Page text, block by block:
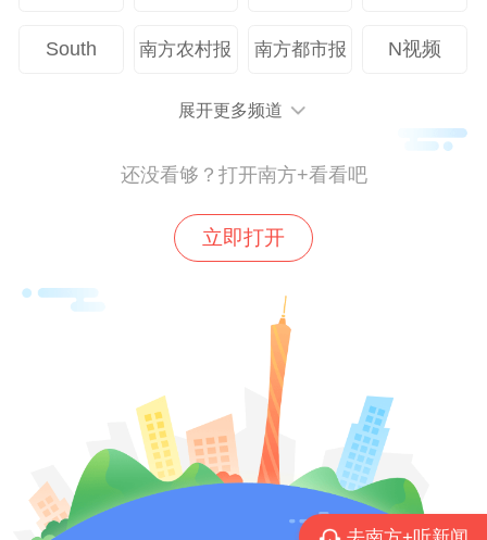
广州酒家打击制假现场 受访者 供图
与此同时，广州酒家集团联合公安部门开展
的打假行动覆盖惠州、深圳、东莞、揭阳、
汕尾、广州等6个城市，累计查扣侵权成品
超3万件及大量制假配件。通过查扣侵权成
品及配件实现了对制假链条的 "源头打击" 与
South 南方农村报 南方都市报 N视频
展开更多频道
还没看够？打开南方+看看吧
立即打开